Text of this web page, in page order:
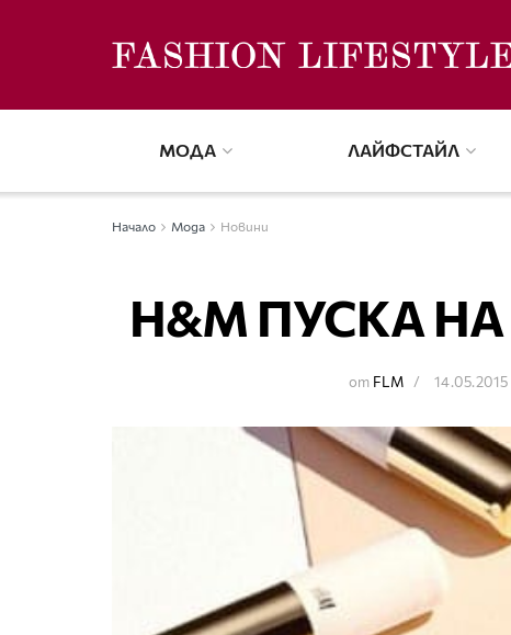
МОДА ЛАЙФСТАЙЛ
Начало Мода Новини
H&M ПУСКА
от FLM 14.05.2015